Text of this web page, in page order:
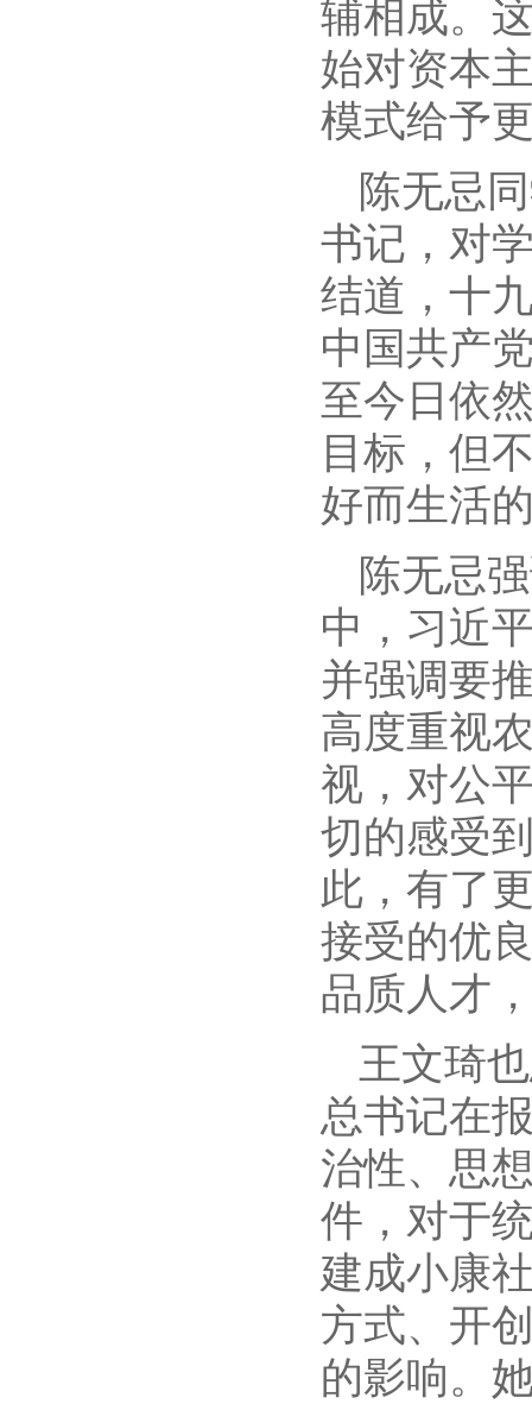
辅相成。
始对资本
模式给予
陈无忌
书记，对
结道，十
中国共产
至今日依
目标，但
好而生活
陈无忌
中，习近
并强调要
高度重视
视，对公
切的感受
此，有了
接受的优
品质人才
王文琦
总书记在
治性、思
件，对于
建成小康
方式、开
的影响。